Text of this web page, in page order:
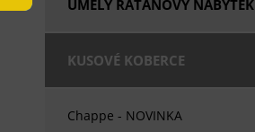
UMĚLÝ RATANOVÝ NÁBYTEK
KUSOVÉ KOBERCE
Chappe - NOVINKA